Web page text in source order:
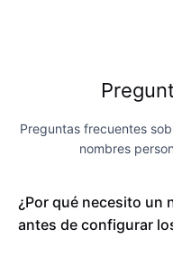
Preguntas frecuentes
nombres
¿Por qué necesito un
antes de configurar